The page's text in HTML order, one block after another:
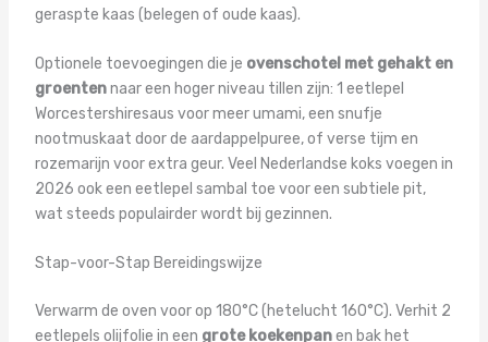
geraspte kaas (belegen of oude kaas).
Optionele toevoegingen die je ovenschotel met gehakt en
groentennaar een hoger niveau tillen zijn: 1 eetlepel
Worcestershiresaus voor meer umami, een snufje
nootmuskaat door de aardappelpuree, of verse tijm en
rozemarijn voor extra geur. Veel Nederlandse koks voegen in
2026 ook een eetlepel sambal toe voor een subtiele pit,
wat steeds populairder wordt bij gezinnen.
Stap-voor-Stap Bereidingswijze
Verwarm de oven voor op 180°C (hetelucht 160°C). Verhit 2
eetlepels olijfolie in een grote koekenpanen bak het